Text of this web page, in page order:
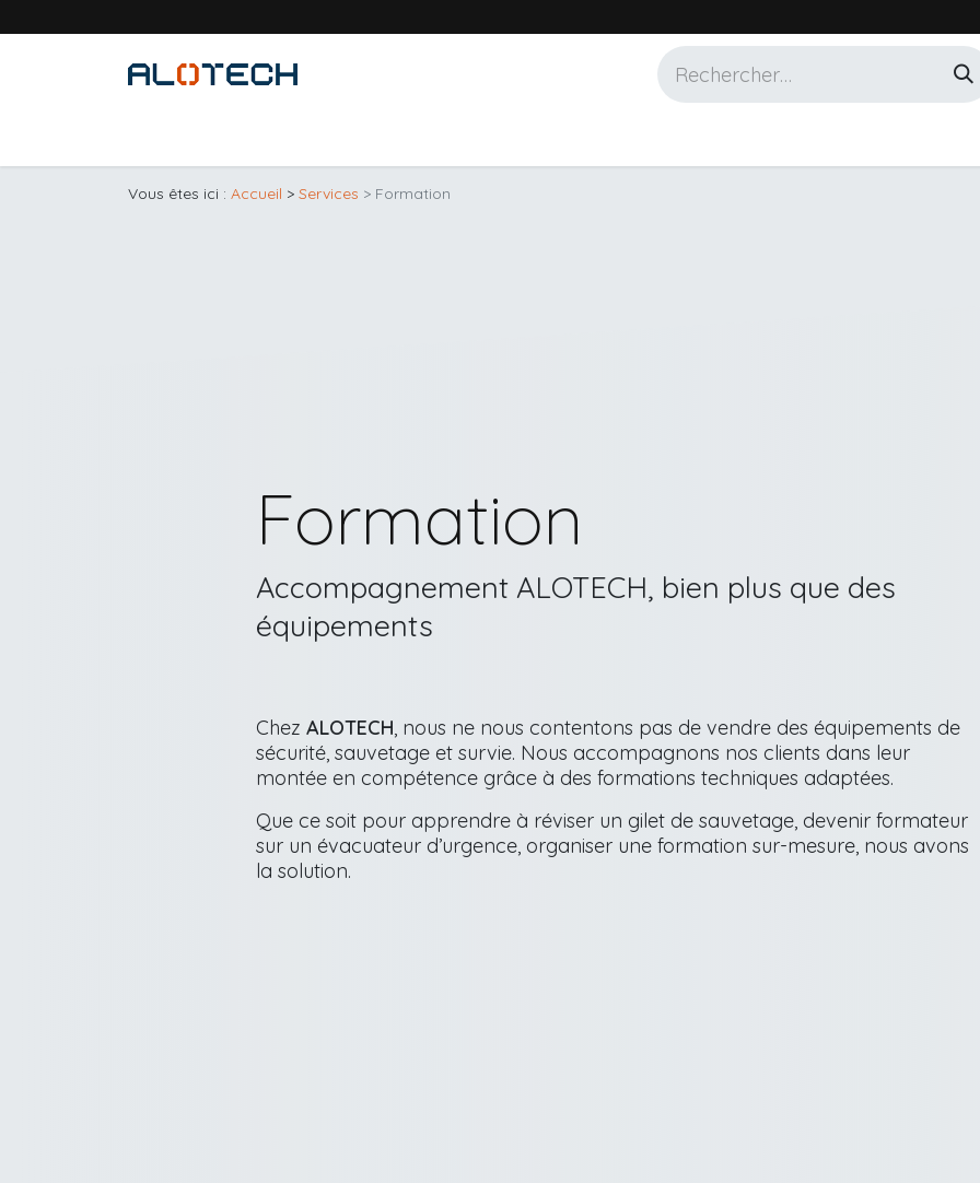
Vous êtes ici : Accueil > Services > Formation
Formation
Accompagnement ALOTECH, bien plus que des
équipements
Chez ALOTECH, nous ne nous contentons pas de vendre des équipements de
sécurité, sauvetage et survie. Nous accompagnons nos clients dans leur
montée en compétence grâce à des formations techniques adaptées.
Que ce soit pour apprendre à réviser un gilet de sauvetage, devenir formateur
sur un évacuateur d’urgence, organiser une formation sur-mesure, nous avons
la solution.